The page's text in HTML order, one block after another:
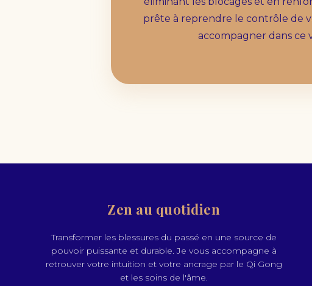
prête à reprendre le contrôle de
accompagner dans ce
Zen au quotidien
Transformer les blessures du passé en une source de
pouvoir puissante et durable. Je vous accompagne à
retrouver votre intuition et votre ancrage par le Qi Gong
et les soins de l'âme.